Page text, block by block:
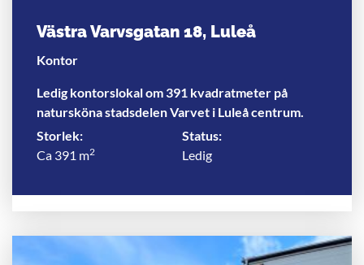
Västra Varvsgatan 18, Luleå
Kontor
Ledig kontorslokal om 391 kvadratmeter på
natursköna stadsdelen Varvet i Luleå centrum.
Storlek:
Status:
Ca 391 m2 Ledig